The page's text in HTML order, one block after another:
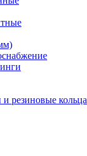
резиновые кольца